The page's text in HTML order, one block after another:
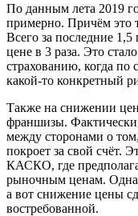
По данным лета 2019
примерно. Причём это
Всего за последние
цене в 3 раза. Это
страхованию, когда по
какой-то конкретный
Также на снижении
франшизы.
между сторонами о том,
покроет за свой счёт.
КАСКО, где
рыночным ценам.
а вот снижение цены
востребованной.